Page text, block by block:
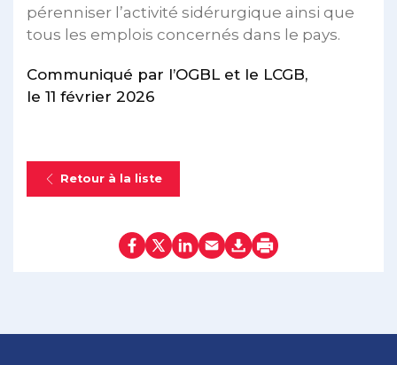
pérenniser l’activité sidérurgique ainsi que
tous les emplois concernés dans le pays.
Communiqué par l’OGBL et le LCGB,
le 11 février 2026
Retour à la liste